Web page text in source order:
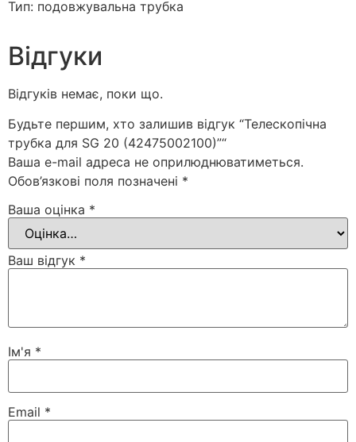
Тип: подовжувальна трубка
Відгуки
Відгуків немає, поки що.
Будьте першим, хто залишив відгук “Телескопічна
трубка для SG 20 (42475002100)”“
Ваша e-mail адреса не оприлюднюватиметься.
Обов’язкові поля позначені *
Ваша оцінка *
Ваш відгук *
Ім'я *
Email *